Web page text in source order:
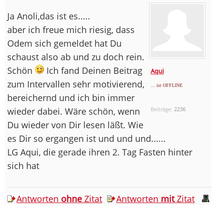
Aqui
... ist OFFLINE
Beiträge: 2236
Ja Anoli,das ist es.....
aber ich freue mich riesig, dass
Odem sich gemeldet hat Du
schaust also ab und zu doch rein.
Schön
Ich fand Deinen Beitrag
zum Intervallen sehr motivierend,
bereichernd und ich bin immer
wieder dabei. Wäre schön, wenn
Du wieder von Dir lesen läßt. Wie
es Dir so ergangen ist und und und......
LG Aqui, die gerade ihren 2. Tag Fasten hinter
sich hat
Antworten ohne Zitat Antworten mitZitat